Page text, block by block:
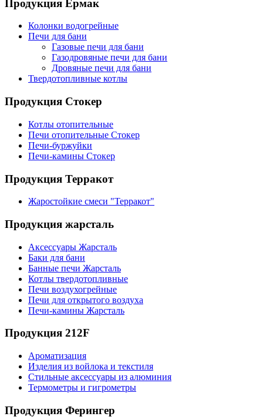
Продукция Ермак
Колонки водогрейные
Печи для бани
Газовые печи для бани
Газодровяные печи для бани
Дровяные печи для бани
Твердотопливные котлы
Продукция Стокер
Котлы отопительные
Печи отопительные Стокер
Печи-буржуйки
Печи-камины Стокер
Продукция Терракот
Жаростойкие смеси "Терракот"
Продукция жарсталь
Аксессуары Жарсталь
Баки для бани
Банные печи Жарсталь
Котлы твердотопливные
Печи воздухогрейные
Печи для открытого воздуха
Печи-камины Жарсталь
Продукция 212F
Ароматизация
Изделия из войлока и текстиля
Стильные аксессуары из алюминия
Термометры и гигрометры
Продукция Ферингер